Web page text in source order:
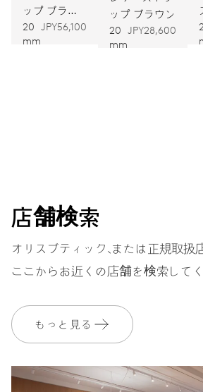
自動巻
ストラップ
EXTRAS
ップ ブラウ
ン
20
mm
JPY56,100
ップ ブラウン
20
mm
JPY28,600
店舗検索
オリスブティック、または正規取扱
ここからお近くの店舗を検索してく
もっと見る